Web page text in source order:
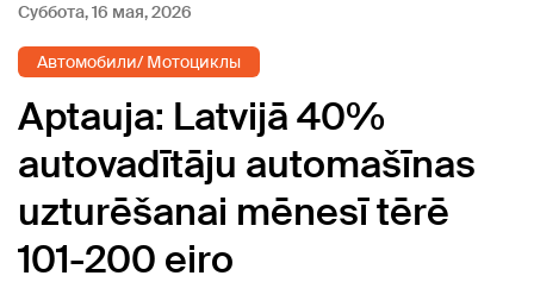
Суббота, 16 мая, 2026
Автомобили/ Мотоциклы
Aptauja: Latvijā 40%
autovadītāju automašīnas
uzturēšanai mēnesī tērē
101-200 eiro